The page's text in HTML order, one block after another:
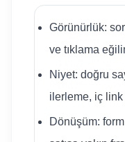
Görünürlük:
ve tıklama
Niyet: doğru
ilerleme, iç
Dönüşüm: